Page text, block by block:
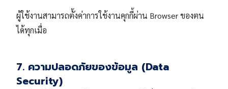
ผู้ใช้งานสามารถตั้งค่าการใช้งานคุกกี้ผ่าน Browser ของตน
ได้ทุกเมื่อ
7. ความปลอดภัยของข้อมูล (Data
Security)